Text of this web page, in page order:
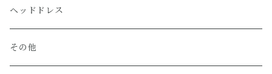
ヘッドドレス
その他